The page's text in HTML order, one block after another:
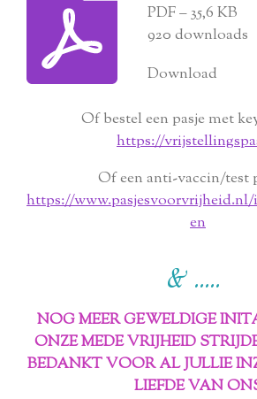
PDF – 35,6 KB
920 downloads
Download
Of bestel een pasje met
https://
Of een anti-vaccin/test
https://
en
& .....
NOG MEER GEWELDIGE
ONZE MEDE VRIJHEID
BEDANKT VOOR AL JULLIE
LIEFDE VAN